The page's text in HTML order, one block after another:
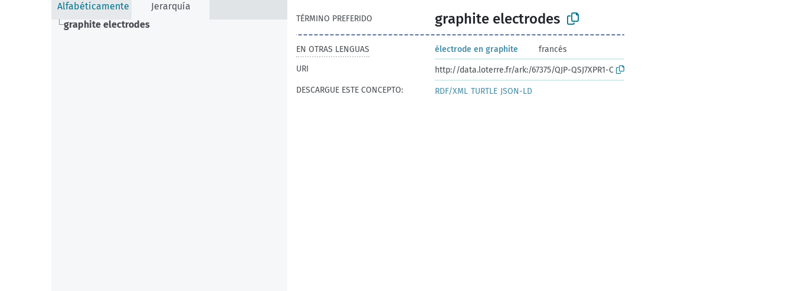
Alfabéticamente
Jerarquía
graphite electrodes
TÉRMINO PREFERIDO graphite electrodes
EN OTRAS LENGUAS électrode en graphite
francés
URI
http://data.loterre.fr/ark:/67375/QJP-QSJ7XPR1-C
DESCARGUE ESTE CONCEPTO:
RDF/XML TURTLE JSON-LD